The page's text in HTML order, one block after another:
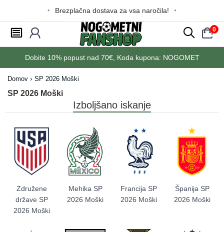
Brezplačna dostava za vsa naročila!
󰂩 󰃳 󰂨 0
󰃠
Dobite 10%popust nad 70€, Koda kupona: NOGOMET
Domov SP 2026 Moški
SP 2026 Moški
Izboljšano iskanje
Združene
države SP
2026 Moški
Mehika SP
2026 Moški
Francija SP
2026 Moški
Španija SP
2026 Moški